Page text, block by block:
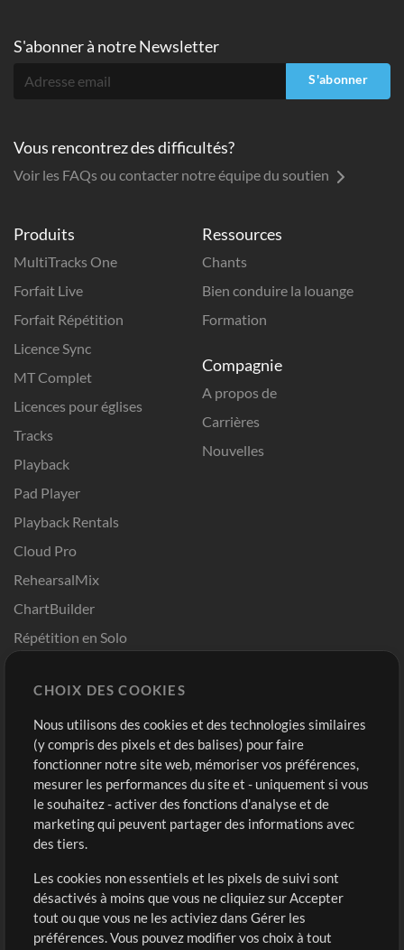
Produits
MultiTracks One
Forfait Live
Forfait Répétition
Licence Sync
MT Complet
Licences pour églises
Tracks
Playback
Pad Player
Playback Rentals
Cloud Pro
RehearsalMix
ChartBuilder
Répétition en Solo
Modèles ProPresenter
Sons
Ressources
Chants
Bien conduire la louange
Formation
Compagnie
A propos de
Carrières
Nouvelles
Boutique
Acheter des crédits
Contenu gratuit
Demander les pistes
Extras
Sessions
Compte
Connexion
S'inscrire
S'abonner à notre Newsletter
S'abonner
Vous rencontrez des difficultés?
Voir les FAQs ou contacter notre équipe du soutien
CHOIX DES COOKIES
Nous utilisons des cookies et des technologies similaires
(y compris des pixels et des balises) pour faire
fonctionner notre site web, mémoriser vos préférences,
mesurer les performances du site et - uniquement si vous
le souhaitez - activer des fonctions d'analyse et de
marketing qui peuvent partager des informations avec
des tiers.
Les cookies non essentiels et les pixels de suivi sont
désactivés à moins que vous ne cliquiez sur Accepter
tout ou que vous ne les activiez dans Gérer les
préférences. Vous pouvez modifier vos choix à tout